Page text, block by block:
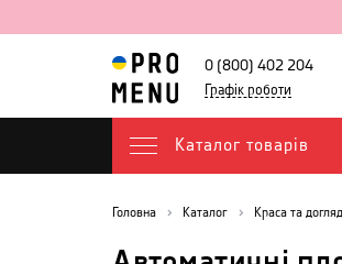
0 (800) 402 204
Графік роботи
Каталог товарів
Головна Каталог Краса та догляд